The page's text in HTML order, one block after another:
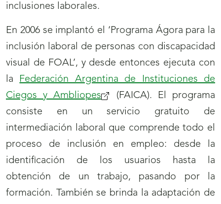
inclusiones laborales.
En 2006 se implantó el ‘Programa Ágora para la
inclusión laboral de personas con discapacidad
visual de FOAL’, y desde entonces ejecuta con
la Federación Argentina de Instituciones de
Ciegos y Ambliopes
(FAICA). El programa
consiste en un servicio gratuito de
intermediación laboral que comprende todo el
proceso de inclusión en empleo: desde la
identificación de los usuarios hasta la
obtención de un trabajo, pasando por la
formación. También se brinda la adaptación de